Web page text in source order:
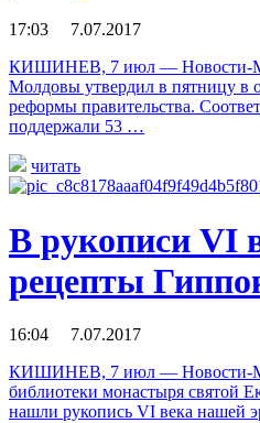
17:03 7.07.2017
КИШИНЕВ, 7 июл — Новости-
Молдовы утвердил в пятницу в
реформы правительства.
поддержали 53 …
читать
В рукописи VI
рецепты
16:04 7.07.2017
КИШИНЕВ, 7 июл — Новости-
библиотеки монастыря святой
нашли рукопись VI века нашей